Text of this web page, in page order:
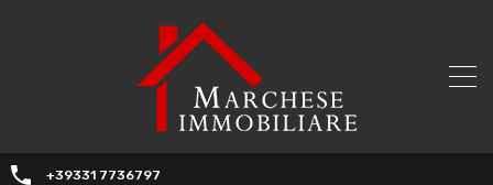
+39331 7736797